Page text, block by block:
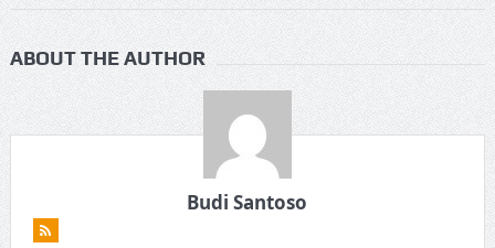
ABOUT THE AUTHOR
Budi Santoso